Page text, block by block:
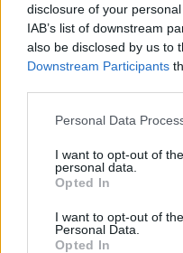
disclosure of your
IAB’s list of downstream
also be disclosed by us to
Downstream Participants
Personal Data
I want to opt-out of
personal data.
Opted In
I want to opt-out of
Personal Data.
Opted In
Κ.Α.Π.Η.
Νοσοκομείο
Αστυνομικό Τμήμα
Γρήγορη Πλοήγηση